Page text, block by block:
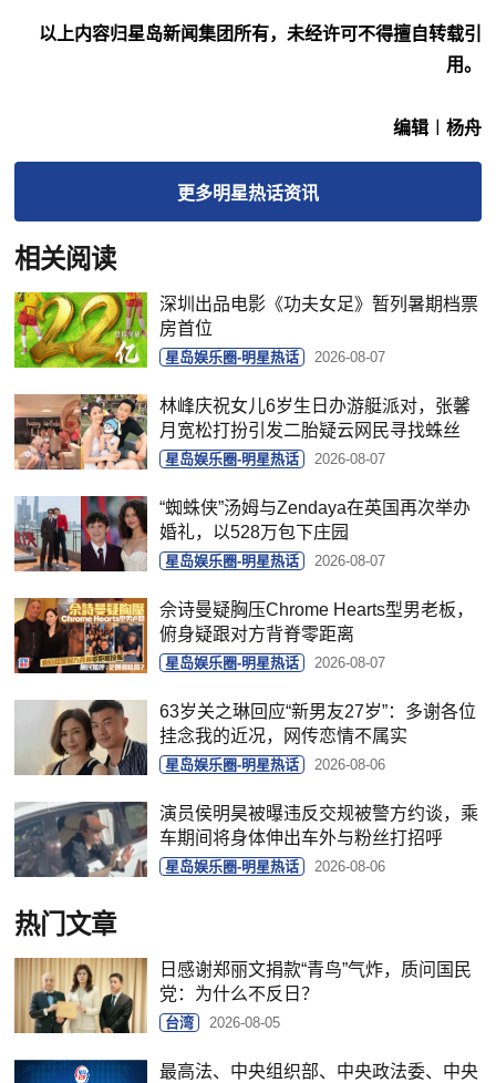
以上内容归星岛新闻集团所有，未经许可不得擅自转载引
用。
编辑︱杨舟
更多明星热话资讯
相关阅读
深圳出品电影《功夫女足》暂列暑期档票
房首位
星岛娱乐圈-明星热话 2026-08-07
林峰庆祝女儿6岁生日办游艇派对，张馨
月宽松打扮引发二胎疑云网民寻找蛛丝
星岛娱乐圈-明星热话 2026-08-07
“蜘蛛侠”汤姆与Zendaya在英国再次举办
婚礼，以528万包下庄园
星岛娱乐圈-明星热话 2026-08-07
佘诗曼疑胸压Chrome Hearts型男老板，
俯身疑跟对方背脊零距离
星岛娱乐圈-明星热话 2026-08-07
63岁关之琳回应“新男友27岁”：多谢各位
挂念我的近况，网传恋情不属实
星岛娱乐圈-明星热话 2026-08-06
演员侯明昊被曝违反交规被警方约谈，乘
车期间将身体伸出车外与粉丝打招呼
星岛娱乐圈-明星热话 2026-08-06
热门文章
日感谢郑丽文捐款“青鸟”气炸，质问国民
党：为什么不反日？
台湾 2026-08-05
最高法、中央组织部、中央政法委、中央